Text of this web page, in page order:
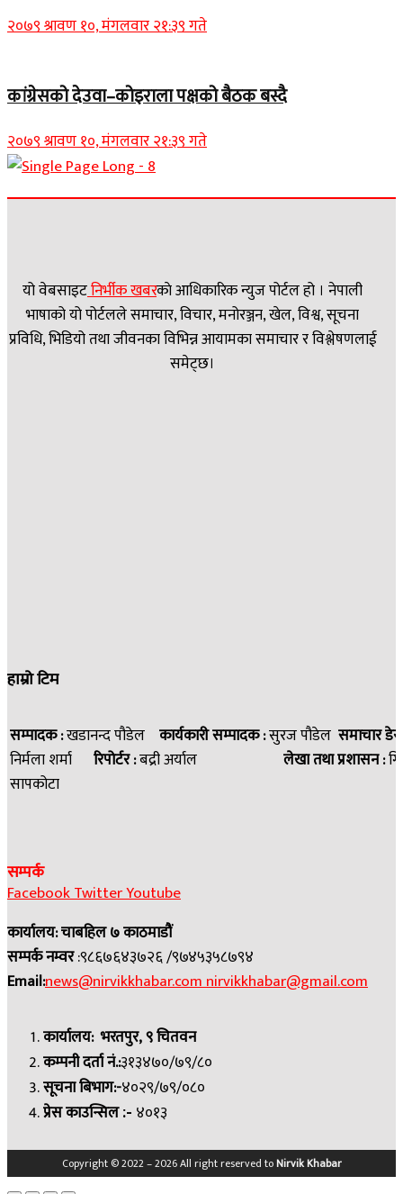
२०७९ श्रावण १०, मंगलवार २१:३९ गते
कांग्रेसको देउवा–कोइराला पक्षको बैठक बस्दै
२०७९ श्रावण १०, मंगलवार २१:३९ गते
यो वेबसाइटनिर्भीक खबरकाे आधिकारिक न्युज पोर्टल हो । नेपाली
भाषाको यो पोर्टलले समाचार, विचार, मनोरञ्जन, खेल, विश्व, सूचना
प्रविधि, भिडियो तथा जीवनका विभिन्न आयामका समाचार र विश्लेषणलाई
समेट्छ।
हाम्रो टिम
सम्पादक :खडानन्द पौडेल कार्यकारी सम्पादक :सुरज पौडेल समाचार
निर्मला शर्मा रिपोर्टर :बद्री अर्याल लेखा तथा प्रशासन :
सापकोटा
सम्पर्क
FacebookTwitterYoutube
कार्यालय: चाबहिल ७ काठमाडौं
सम्पर्क नम्वर:९८६७६४३७२६ /९७४५३५८७९४
Email:news@nirvikkhabar.comnirvikkhabar@gmail.com
कार्यालय: भरतपुर, ९ चितवन
कम्पनी दर्ता नं.:३१३४७०/७९/८०
सूचना बिभाग:-४०२९/७९/०८०
प्रेस काउन्सिल:- ४०१३
Copyright © 2022 – 2026 All right reserved toNirvik Khabar